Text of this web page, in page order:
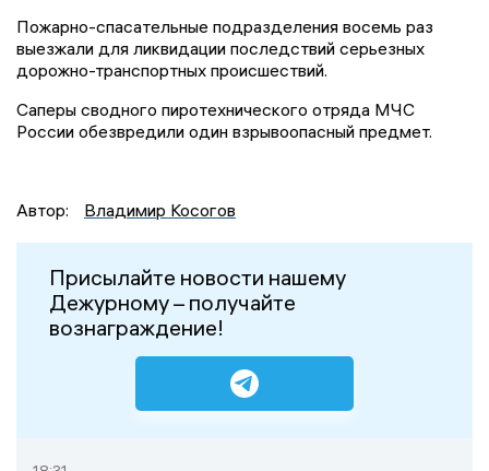
Пожарно-спасательные подразделения восемь раз
выезжали для ликвидации последствий серьезных
дорожно-транспортных происшествий.
Саперы сводного пиротехнического отряда МЧС
России обезвредили один взрывоопасный предмет.
Автор: Владимир Косогов
Присылайте новости нашему
Дежурному – получайте
вознаграждение!